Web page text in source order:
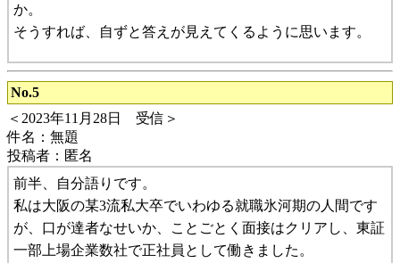
か。
そうすれば、自ずと答えが見えてくるように思います。
No.5
＜2023年11月28日 受信＞
件名：無題
投稿者：匿名
前半、自分語りです。
私は大阪の某3流私大卒でいわゆる就職氷河期の人間です
が、口が達者なせいか、ことごとく面接はクリアし、東証
一部上場企業数社で正社員として働きました。